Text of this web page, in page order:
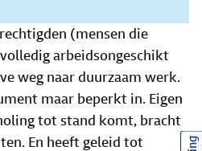
(mensen die
arbeidsongeschikt
weg naar duurzaam werk.
maar beperkt in. Eigen
tot stand komt, bracht
En heeft geleid tot